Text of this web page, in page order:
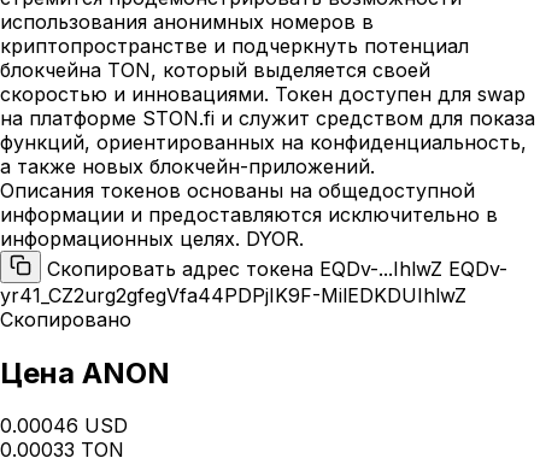
использования анонимных номеров в
криптопространстве и подчеркнуть потенциал
блокчейна TON, который выделяется своей
скоростью и инновациями. Токен доступен для swap
на платформе STON.fi и служит средством для показа
функций, ориентированных на конфиденциальность,
а также новых блокчейн-приложений.
Описания токенов основаны на общедоступной
информации и предоставляются исключительно в
информационных целях. DYOR.
Скопировать адрес токена EQDv-...IhlwZ EQDv-
yr41_CZ2urg2gfegVfa44PDPjIK9F-MilEDKDUIhlwZ
Скопировано
Цена ANON
0.00046 USD
0.00033 TON